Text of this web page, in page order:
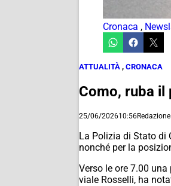
Cronaca ,
ATTUALITÀ , CRONACA
Como, ruba
25/06/202610:56Redazione
La Polizia di Stato di
nonché per la
Verso le ore 7.00
viale Rosselli, ha